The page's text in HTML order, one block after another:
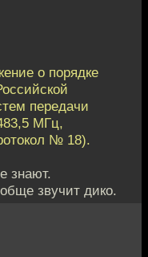
о порядке
передачи
МГц,
№ 18).
знают.
звучит дико.